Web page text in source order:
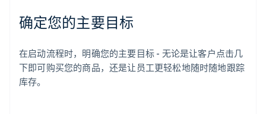
确定您的主要目标
在启动流程时，明确您的主要目标 - 无论是让客户点击几
下即可购买您的商品，还是让员工更轻松地随时随地跟踪
库存。